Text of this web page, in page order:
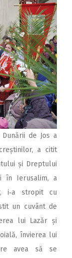
de Jos a
a citit
și Dreptului
în Ierusalim, a
i‑a stropit cu
un cuvânt de
lui Lazăr și
învierea lui
avea să se